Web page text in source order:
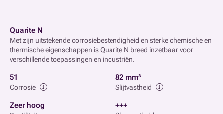
Quarite N
Met zijn uitstekende corrosiebestendigheid en sterke chemische en
thermische eigenschappen is Quarite N breed inzetbaar voor
verschillende toepassingen en industriën.
51
Corrosie
82 mm³
Slijtvastheid
Zeer hoog +++